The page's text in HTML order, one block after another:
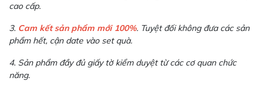
cao cấp.
3. Cam kết sản phẩm mới 100%. Tuyệt đối không đưa các sản
phẩm hết, cận date vào set quà.
4. Sản phẩm đầy đủ giấy tờ kiểm duyệt từ các cơ quan chức
năng.